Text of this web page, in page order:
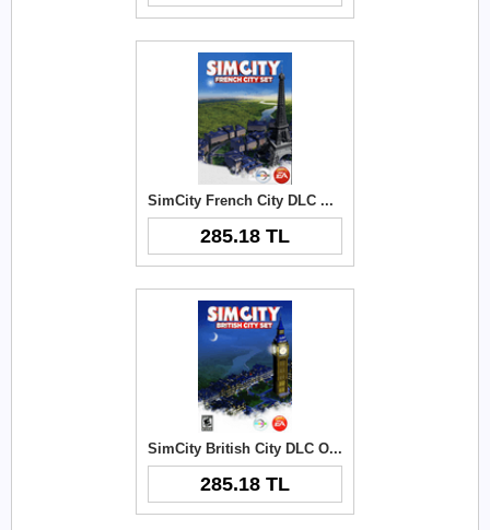
SimCity French City DLC Origin Key
285.18 TL
SimCity British City DLC Origin Key
285.18 TL